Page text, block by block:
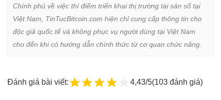
Chính phủ về việc thí điểm triển khai thị trường tài sản số tại
Việt Nam, TinTucBitcoin.com hiện chỉ cung cấp thông tin cho
độc giả quốc tế và không phục vụ người dùng tại Việt Nam
cho đến khi có hướng dẫn chính thức từ cơ quan chức năng.
Đánh giá bài viết: 4,43/5(103 đánh giá)